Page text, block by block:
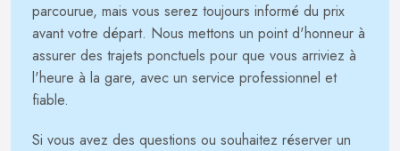
parcourue, mais vous serez toujours informé du prix
avant votre départ. Nous mettons un point d'honneur à
assurer des trajets ponctuels pour que vous arriviez à
l'heure à la gare, avec un service professionnel et
fiable.
Si vous avez des questions ou souhaitez réserver un